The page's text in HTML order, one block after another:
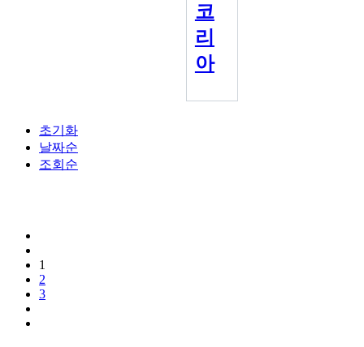
코
리
아
초기화
날짜순
조회순
1
2
3